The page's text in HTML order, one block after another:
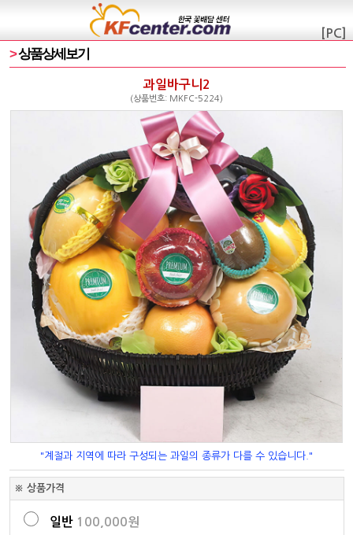
[PC]
>상품상세보기
과일바구니2
(상품번호: MKFC-5224)
"계절과 지역에 따라 구성되는 과일의 종류가 다를 수 있습니다."
※ 상품가격
일반 100,000원